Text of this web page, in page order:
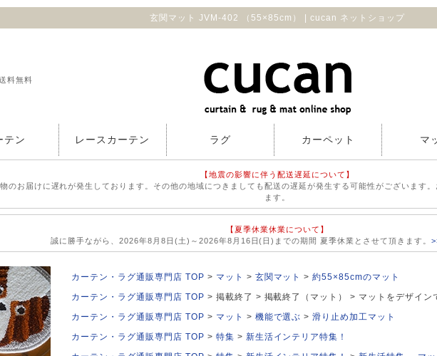
玄関マット JVM-402 （55×85cm） | cucan ネットショップ
料無料
テン レースカーテン ラグ カーペット マ
【地震の影響に伴う配送遅延について】
のお届けに遅れが発生しております。その他の地域につきましても配送の遅延が発生する可能性がございます
ます。
【夏季休業休業について】
誠に勝手ながら、2026年8月8日(土)～2026年8月16日(日)までの期間 夏季休業とさせて頂きます。
カーテン・ラグ通販専門店 TOP マット 玄関マット
約55×85cmのマット
カーテン・ラグ通販専門店 TOP
掲載終了 掲載終了（マット）
マットをデザイン
カーテン・ラグ通販専門店 TOP
マット 機能で選ぶ
滑り止め加工マット
カーテン・ラグ通販専門店 TOP
特集
新生活インテリア特集！
玄関マット JVM-402
55×85cm 裏面が滑りにく